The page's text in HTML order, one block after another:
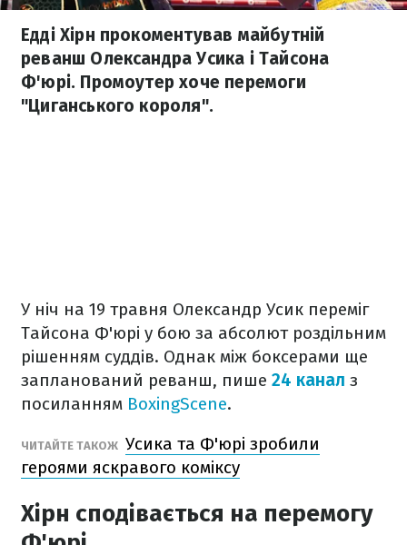
Едді Хірн прокоментував майбутній
реванш Олександра Усика і Тайсона
Ф'юрі. Промоутер хоче перемоги
"Циганського короля".
У ніч на 19 травня Олександр Усик переміг
Тайсона Ф'юрі у бою за абсолют роздільним
рішенням суддів. Однак між боксерами ще
запланований реванш, пише 24 канал з
посиланням BoxingScene.
ЧИТАЙТЕ ТАКОЖ Усика та Ф'юрі зробили
героями яскравого коміксу
Хірн сподівається на перемогу